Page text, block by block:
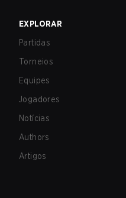
EXPLORAR
Partidas
Torneios
Equipes
Jogadores
Notícias
Authors
Artigos